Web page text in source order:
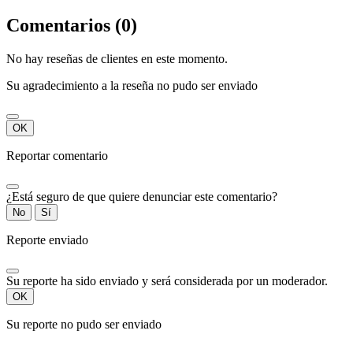
Comentarios (0)
No hay reseñas de clientes en este momento.
Su agradecimiento a la reseña no pudo ser enviado
OK
Reportar comentario
¿Está seguro de que quiere denunciar este comentario?
No Sí
Reporte enviado
Su reporte ha sido enviado y será considerada por un moderador.
OK
Su reporte no pudo ser enviado